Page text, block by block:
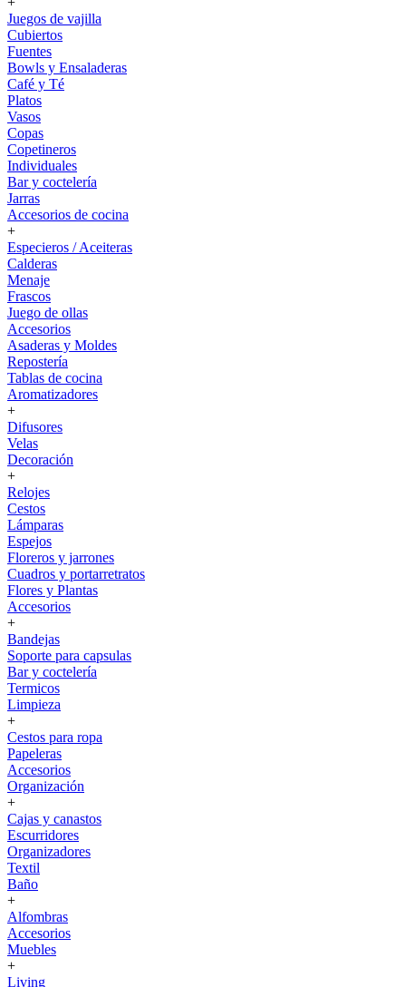
Juegos de vajilla
Cubiertos
Fuentes
Bowls y Ensaladeras
Café y Té
Platos
Vasos
Copas
Copetineros
Individuales
Bar y coctelería
Jarras
Accesorios de cocina
+
Especieros / Aceiteras
Calderas
Menaje
Frascos
Juego de ollas
Accesorios
Asaderas y Moldes
Repostería
Tablas de cocina
Aromatizadores
+
Difusores
Velas
Decoración
+
Relojes
Cestos
Lámparas
Espejos
Floreros y jarrones
Cuadros y portarretratos
Flores y Plantas
Accesorios
+
Bandejas
Soporte para capsulas
Bar y coctelería
Termicos
Limpieza
+
Cestos para ropa
Papeleras
Accesorios
Organización
+
Cajas y canastos
Escurridores
Organizadores
Textil
Baño
+
Alfombras
Accesorios
Muebles
+
Living